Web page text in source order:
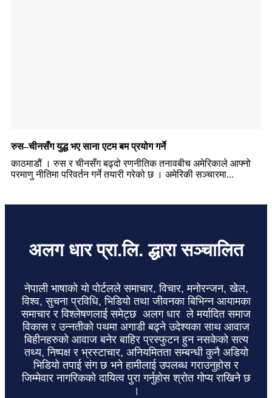
रुस–चीनसँग युद्ध भए साना एटम बम प्रयोग गर्ने
काठमाडौं । रुस र चीनसँग बढ्दो रणनीतिक तनावबीच अमेरिकाले आफ्नो
परमाणु नीतिमा परिवर्तन गर्ने तयारी गरेको छ । अमेरिकी सञ्चारमा...
अलग धार प्रा.लि. द्धारा सञ्चालित
नेपाली भाषाको यो पोर्टलले समाचार, विचार, मनोरन्जन, खेल,
विश्व, सुचना प्रविधि, भिडियो तथा जीवनका बिभिन्न आयामका
समाचार र विश्लेषणलाई समेट्छ अलग धार ले मर्यादित समाज
विकास र उन्नतीको पथमा अगाडी बढ्ने उदेश्यका साथ आवाज
बिहीनहरुको आवाज बनेर बाहिर प्रस्फुटन हुन नसकेको सत्य
तथ्य, निष्पक्ष र भ्रस्टाचार, अनियमितता सम्बन्धी कुनै अडियो
भिडियो तपाई संग छ भने हामीलाई उपलब्ध गराउनुहोस र
जिम्मेवार नागरिकको दायित्व पुरा गर्नुहोस श्रोत गोप्य राखिने छ
।